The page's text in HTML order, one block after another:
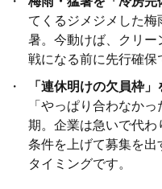
てくるジメジメした
暑。今動けば、クリ
戦になる前に先行確保
「連休明けの欠員枠」
「やっぱり合わなか
期。企業は急いで代わ
条件を上げて募集を
タイミングです。